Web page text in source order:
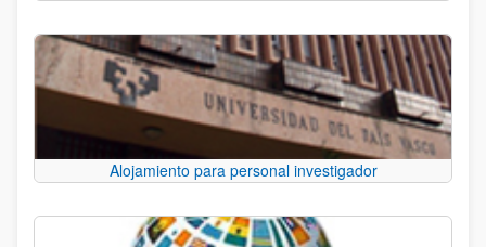
Alojamiento para personal investigador